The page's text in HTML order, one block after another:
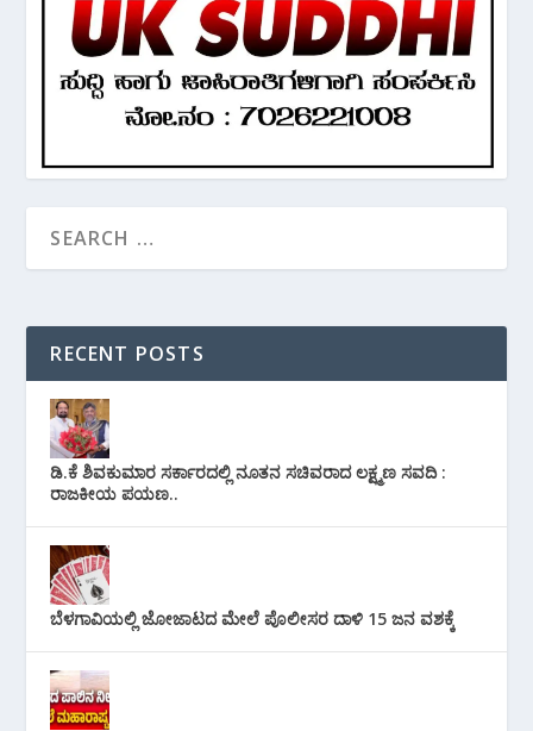
RECENT POSTS
ಡಿ.ಕೆ ಶಿವಕುಮಾರ ಸರ್ಕಾರದಲ್ಲಿ ನೂತನ ಸಚಿವರಾದ ಲಕ್ಷ್ಮಣ ಸವದಿ :
ರಾಜಕೀಯ ಪಯಣ..
ಬೆಳಗಾವಿಯಲ್ಲಿ ಜೋಜಾಟದ ಮೇಲೆ ಪೊಲೀಸರ ದಾಳಿ 15 ಜನ ವಶಕ್ಕೆ